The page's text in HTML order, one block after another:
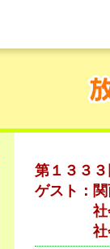
第１３３
ゲスト：
社会安
社会安